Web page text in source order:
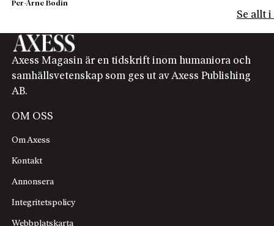
Per-Arne Bodin
Se allt i
Axess Magasin är en tidskrift inom humaniora och
samhällsvetenskap som ges ut av Axess Publishing
AB.
OM OSS
Om Axess
Kontakt
Annonsera
Integritetspolicy
Webbplatskarta